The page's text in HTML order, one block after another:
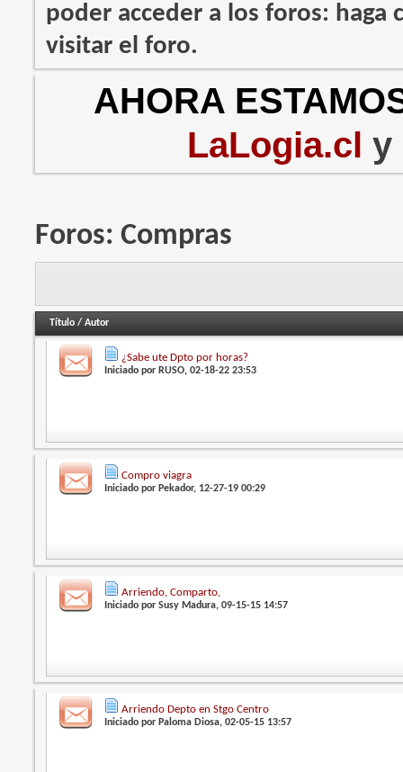
poder acceder a los foros: haga
visitar el foro.
AHORA
LaLogia.cl y
Foros:Compras
Título /Autor
¿Sabe ute Dpto por horas?
Iniciado por RUSO, 02-18-22 23:53
Compro viagra
Iniciado por Pekador, 12-27-19 00:29
Arriendo, Comparto,
Iniciado porSusy Madura, 09-15-15 14:57
Arriendo Depto en Stgo Centro
Iniciado porPaloma Diosa, 02-05-15 13:57